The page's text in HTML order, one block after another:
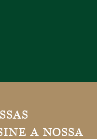
A NOSSA